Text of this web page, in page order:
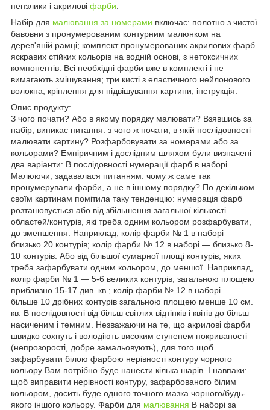
пензлики і акрилові фарби
Набір для малювання за номерами включає: полотно з чистої
бавовни з пронумерованим контурним малюнком на
дерев'яній рамці; комплект пронумерованих акрилових фарб
яскравих стійких кольорів на водній основі, з нетоксичних
компонентів. Всі необхідні фарби вже в комплекті і не
вимагають змішування; три кисті з еластичного нейлонового
волокна; кріплення для підвішування картини; інструкція.
Опис продукту:
З чого почати? Або в якому порядку малювати? Взявшись за
набір, виникає питання: з чого ж почати, в якій послідовності
малювати картину? Розфарбовувати за номерами або за
кольорами? Емпіричним і дослідним шляхом були визначені
два варіанти: В послідовності нумерації фарб в наборі.
Малюючи, задавалася питанням: чому ж саме так
пронумерували фарби, а не в іншому порядку? По декільком
своїм картинам помітила таку тенденцію: нумерація фарб
розташовується або від збільшення загальної кількості
областей/контурів, які треба одним кольором розфарбувати,
до зменшення. Наприклад, колір фарби № 1 в наборі ―
близько 20 контурів; колір фарби № 12 в наборі ― близько 8-
10 контурів. Або від більшої сумарної площі контурів, яких
треба зафарбувати одним кольором, до меншої. Наприклад,
колір фарби № 1 ― 5-6 великих контурів, загальною площею
приблизно 15-17 див. кв.; колір фарби № 12 в наборі ―
більше 10 дрібних контурів загальною площею менше 10 см.
кв. В послідовності від більш світлих відтінків і квітів до більш
насиченим і темним. Незважаючи на те, що акрилові фарби
швидко сохнуть і володіють високим ступенем покриваності
(непрозорості, добре замальовують), для того щоб
зафарбувати білою фарбою нерівності контуру чорного
кольору Вам потрібно буде нанести кілька шарів. І навпаки:
щоб виправити нерівності контуру, зафарбованого білим
кольором, досить буде одного точного мазка чорного/будь-
якого іншого кольору. Фарби для малювання В наборі за